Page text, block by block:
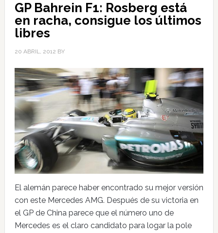
GP Bahrein F1: Rosberg está
en racha, consigue los últimos
libres
20 ABRIL, 2012 BY
El alemán parece haber encontrado su mejor versión
con este Mercedes AMG. Después de su victoria en
el GP de China parece que el número uno de
Mercedes es el claro candidato para logar la pole